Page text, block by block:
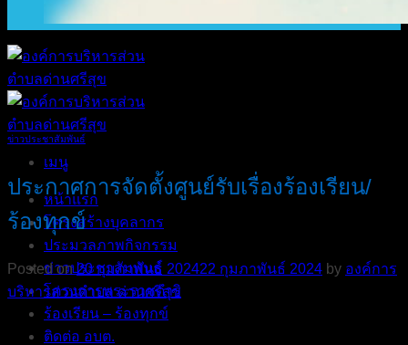
เมนู
หน้าแรก
โครงสร้างบุคลากร
ประมวลภาพกิจกรรม
ข่าวประชาสัมพันธ์
โครงการพระราชดำริ
ร้องเรียน – ร้องทุกข์
ติดต่อ อบต.
ข่าวประชาสัมพันธ์
ประกาศการจัดตั้งศูนย์รับเรื่องร้องเรียน/
ร้องทุกข์
Posted on20 กุมภาพันธ์ 202422 กุมภาพันธ์ 2024 by องค์การ
บริหารส่วนตําบล ด่านศรีสุข